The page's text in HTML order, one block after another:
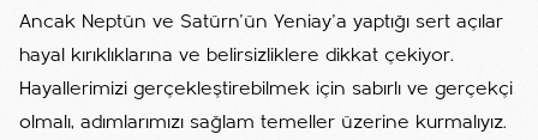
Ancak Neptün ve Satürn’ün Yeniay’a yaptığı sert açılar
hayal kırıklıklarına ve belirsizliklere dikkat çekiyor.
Hayallerimizi gerçekleştirebilmek için sabırlı ve gerçekçi
olmalı, adımlarımızı sağlam temeller üzerine kurmalıyız.